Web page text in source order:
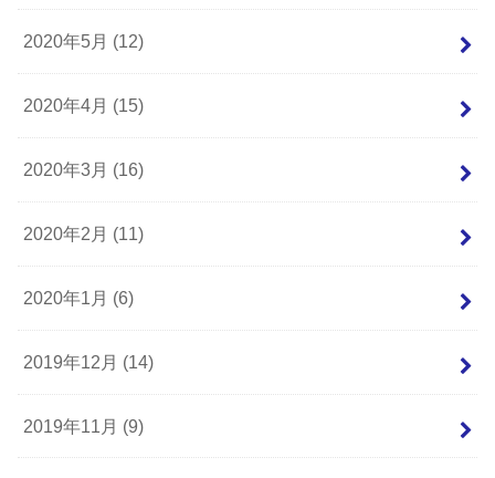
2020年5月 (12)
2020年4月 (15)
2020年3月 (16)
2020年2月 (11)
2020年1月 (6)
2019年12月 (14)
2019年11月 (9)